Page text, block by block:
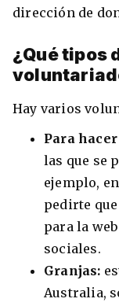
dirección de
¿Qué tipos
Hay varios
Para
las que se
ejemplo,
pedirte
para la
sociales.
Granjas:
Australia,